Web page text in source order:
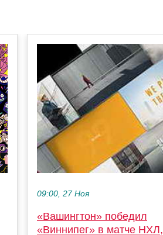
09:00, 27 Ноя
«Вашингтон» победил
«Виннипег» в матче НХЛ,